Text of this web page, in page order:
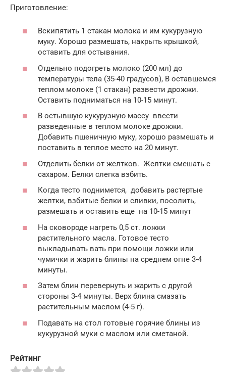
Приготовление:
Вскипятить 1 стакан молока и им кукурузную
муку. Хорошо размешать, накрыть крышкой,
оставить для остывания.
Отдельно подогреть молоко (200 мл) до
температуры тела (35-40 градусов), В оставшемся
теплом молоке (1 стакан) развести дрожжи.
Оставить подниматься на 10-15 минут.
В остывшую кукурузную массу ввести
разведенные в теплом молоке дрожжи.
Добавить пшеничную муку, хорошо размешать и
поставить в теплое место на 20 минут.
Отделить белки от желтков. Желтки смешать с
сахаром. Белки слегка взбить.
Когда тесто поднимется, добавить растертые
желтки, взбитые белки и сливки, посолить,
размешать и оставить еще на 10-15 минут
На сковороде нагреть 0,5 ст. ложки
растительного масла. Готовое тесто
выкладывать вать при помощи ложки или
чумички и жарить блины на среднем огне 3-4
минуты.
Затем блин перевернуть и жарить с другой
стороны 3-4 минуты. Верх блина смазать
растительным маслом (4-5 г).
Подавать на стол готовые горячие блины из
кукурузной муки с маслом или сметаной.
Рейтинг